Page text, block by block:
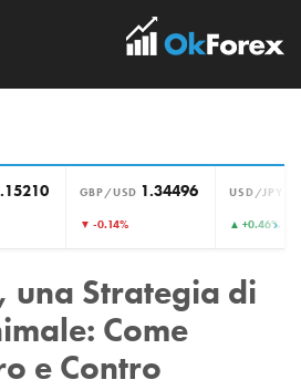
GBP/USD 1.34496
▼ -0.14%
USD/JPY
▲ +0.46%›
una Strategia di
Come
e Contro